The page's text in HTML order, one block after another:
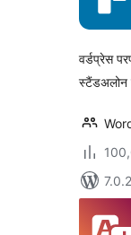
वर्डप्रेस
स्टैंडअलोन